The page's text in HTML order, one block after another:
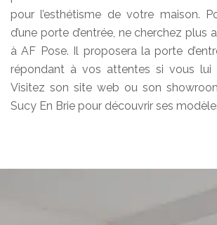
pour l’esthétisme de votre maison.
d’une porte d’entrée, ne cherchez plus
à AF Pose. Il proposera la porte
répondant à vos attentes si vous lui
Visitez son site web ou son
Sucy En Brie pour découvrir ses